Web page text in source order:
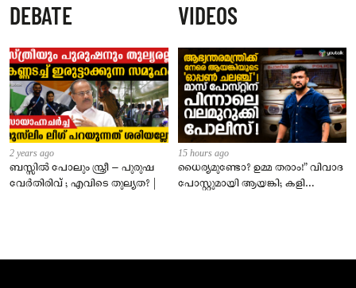
സെപ്റ്റംബർ 1 മുതൽ നിലവിൽ
വരും
DEBATE
2 years ago
ബസ്സിൽ പോലും സ്ത്രീ – പുരുഷ
വേർതിരിവ് ; എവിടെ തുല്യത? |
VIDEOS
15 hours ago
ധൈര്യമുണ്ടോ? ഉമ്മ തരാം!” വിവാദ
പോസ്റ്റുമായി ആയങ്കി; കളി